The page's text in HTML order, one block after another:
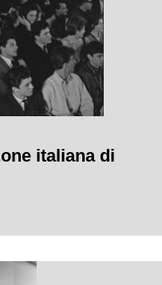
italiana di